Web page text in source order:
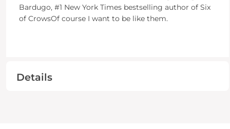
Bardugo, #1 New York Times bestselling author of Six
of CrowsOf course I want to be like them.
Details